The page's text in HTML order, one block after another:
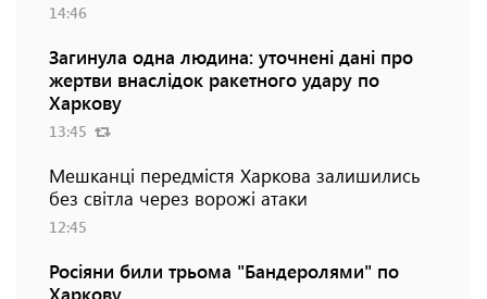
14:46
Загинула одна людина: уточнені дані про
жертви внаслідок ракетного удару по
Харкову
13:45
Мешканці передмістя Харкова залишились
без світла через ворожі атаки
12:45
Росіяни били трьома "Бандеролями" по
Харкову